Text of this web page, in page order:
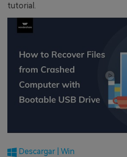
tutorial.
Descargar | Win